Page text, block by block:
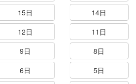
15日
14日
12日
11日
9日
8日
6日
5日